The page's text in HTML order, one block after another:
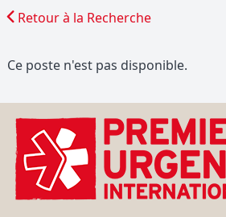
Retour à la Recherche
Ce poste n'est pas disponible.